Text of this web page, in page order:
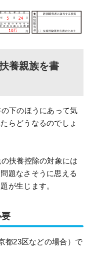
養親族を書
下のほうにあって気
らどうなるのでしょ
扶養控除の対象には
題なさそうに思える
が生じます。
要
都23区などの場合）で